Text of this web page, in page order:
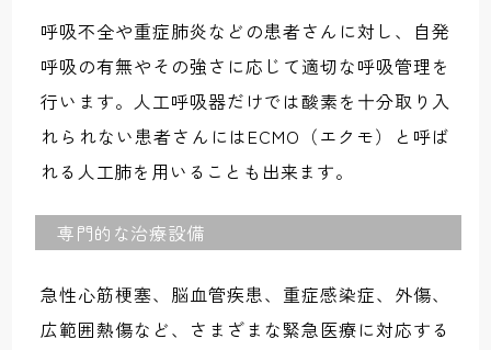
呼吸不全や重症肺炎などの患者さんに対し、自発
呼吸の有無やその強さに応じて適切な呼吸管理を
行います。人工呼吸器だけでは酸素を十分取り入
れられない患者さんにはECMO（エクモ）と呼ば
れる人工肺を用いることも出来ます。
専門的な治療設備
急性心筋梗塞、脳血管疾患、重症感染症、外傷、
広範囲熱傷など、さまざまな緊急医療に対応する